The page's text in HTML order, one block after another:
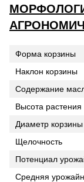
Форма корзины
Наклон корзины
Содержание
Высота растения
Диаметр корзины
Щелочность
Потенциал
Средняя